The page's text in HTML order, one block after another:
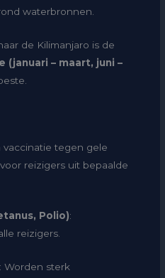
waterbronnen.
de Kilimanjaro is de
(januari – maart, juni –
vaccinatie tegen gele
reizigers uit bepaalde
Polio):
reizigers.
: Worden sterk